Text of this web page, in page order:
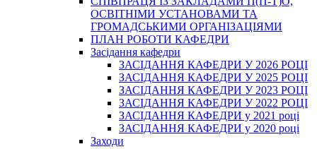
ОСВІТНІМИ УСТАНОВАМИ ТА
ГРОМАДСЬКИМИ ОРГАНІЗАЦІЯМИ
ПЛАН РОБОТИ КАФЕДРИ
Засідання кафедри
ЗАСІДАННЯ КАФЕДРИ У 2026 РОЦІ
ЗАСІДАННЯ КАФЕДРИ У 2025 РОЦІ
ЗАСІДАННЯ КАФЕДРИ У 2023 РОЦІ
ЗАСІДАННЯ КАФЕДРИ У 2022 РОЦІ
ЗАСІДАННЯ КАФЕДРИ у 2021 році
ЗАСІДАННЯ КАФЕДРИ у 2020 році
Заходи